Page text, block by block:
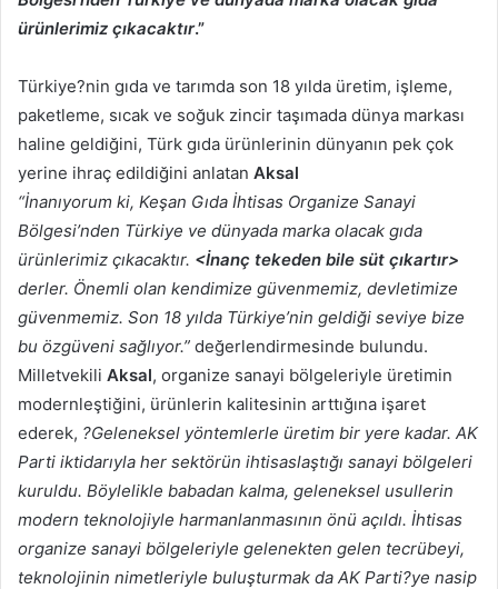
ürünlerimiz çıkacaktır.”
Türkiye?nin gıda ve tarımda son 18 yılda üretim, işleme,
paketleme, sıcak ve soğuk zincir taşımada dünya markası
haline geldiğini, Türk gıda ürünlerinin dünyanın pek çok
yerine ihraç edildiğini anlatan Aksal
“İnanıyorum ki, Keşan Gıda İhtisas Organize Sanayi
Bölgesi’nden Türkiye ve dünyada marka olacak gıda
ürünlerimiz çıkacaktır. <İnanç tekeden bile süt çıkartır>
derler. Önemli olan kendimize güvenmemiz, devletimize
güvenmemiz. Son 18 yılda Türkiye’nin geldiği seviye bize
bu özgüveni sağlıyor.” değerlendirmesinde bulundu.
Milletvekili Aksal, organize sanayi bölgeleriyle üretimin
modernleştiğini, ürünlerin kalitesinin arttığına işaret
ederek, ?Geleneksel yöntemlerle üretim bir yere kadar. AK
Parti iktidarıyla her sektörün ihtisaslaştığı sanayi bölgeleri
kuruldu. Böylelikle babadan kalma, geleneksel usullerin
modern teknolojiyle harmanlanmasının önü açıldı. İhtisas
organize sanayi bölgeleriyle gelenekten gelen tecrübeyi,
teknolojinin nimetleriyle buluşturmak da AK Parti?ye nasip